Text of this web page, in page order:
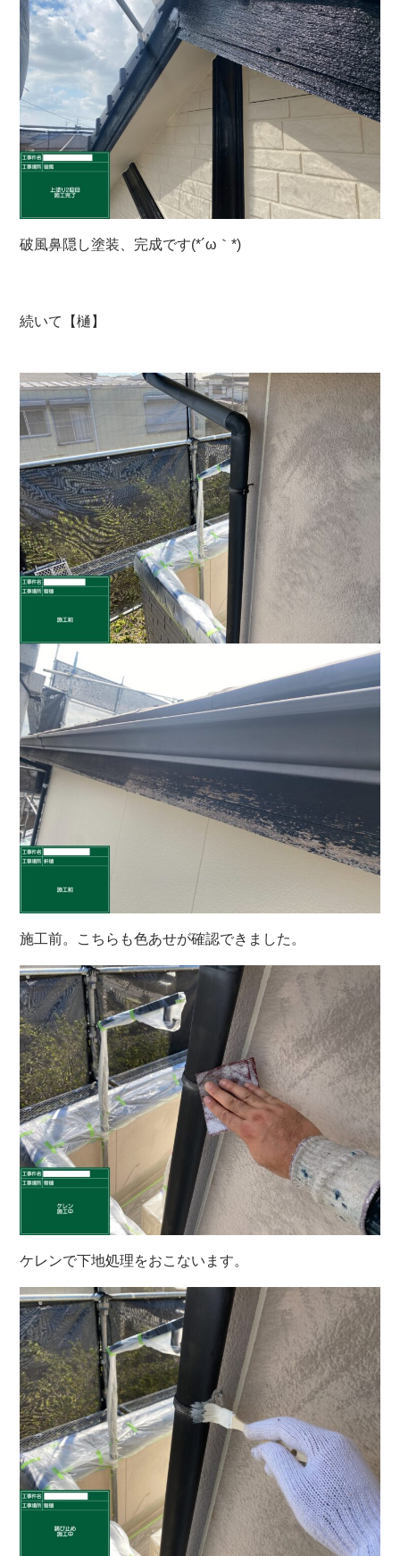
破風鼻隠し塗装、完成です(*´ω｀*)
続いて【樋】
施工前。こちらも色あせが確認できました。
ケレンで下地処理をおこないます。